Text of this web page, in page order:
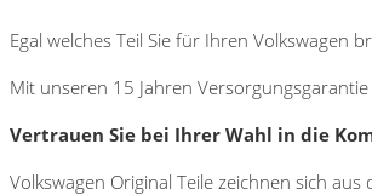
Egal welches Teil Sie für Ihren Volkswagen
Mit unseren 15 Jahren
Vertrauen Sie bei Ihrer Wahl in die
Volkswagen Original Teile zeichnen sich aus